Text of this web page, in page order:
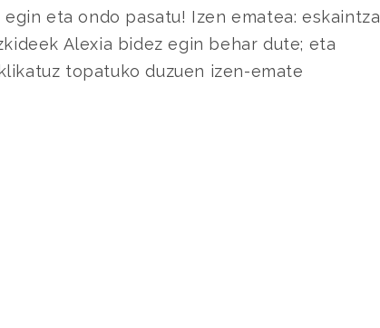
eta ondo pasatu! Izen ematea: eskaintza
Alexia bidez egin behar dute; eta
topatuko duzuen izen-emate